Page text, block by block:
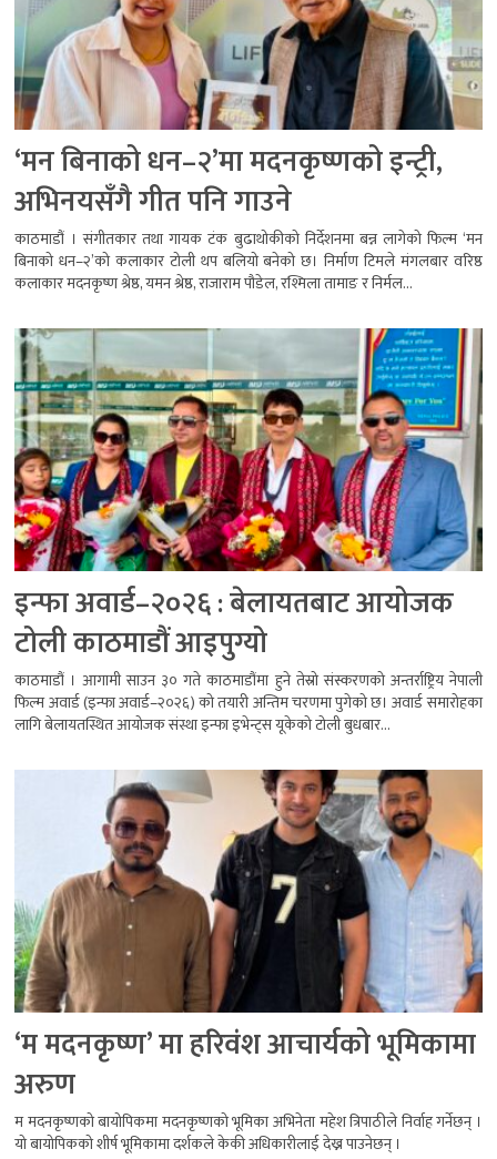
‘मन बिनाको धन–२’मा मदनकृष्णको इन्ट्री,
अभिनयसँगै गीत पनि गाउने
काठमाडौं । संगीतकार तथा गायक टंक बुढाथोकीको निर्देशनमा बन्न लागेको फिल्म ‘मन
बिनाको धन–२’को कलाकार टोली थप बलियो बनेको छ। निर्माण टिमले मंगलबार वरिष्ठ
कलाकार मदनकृष्ण श्रेष्ठ, यमन श्रेष्ठ, राजाराम पौडेल, रश्मिला तामाङ र निर्मल...
इन्फा अवार्ड–२०२६ : बेलायतबाट आयोजक
टोली काठमाडौं आइपुग्यो
काठमाडौं । आगामी साउन ३० गते काठमाडौंमा हुने तेस्रो संस्करणको अन्तर्राष्ट्रिय नेपाली
फिल्म अवार्ड (इन्फा अवार्ड–२०२६) को तयारी अन्तिम चरणमा पुगेको छ। अवार्ड समारोहका
लागि बेलायतस्थित आयोजक संस्था इन्फा इभेन्ट्स यूकेको टोली बुधबार...
‘म मदनकृष्ण’ मा हरिवंश आचार्यको भूमिकामा
अरुण
म मदनकृष्णको बायोपिकमा मदनकृष्णको भूमिका अभिनेता महेश त्रिपाठीले निर्वाह गर्नेछन् ।
यो बायोपिकको शीर्ष भूमिकामा दर्शकले केकी अधिकारीलाई देख्न पाउनेछन् ।